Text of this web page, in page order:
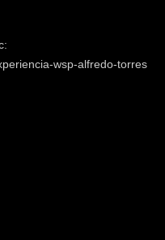
wsp-alfredo-torres